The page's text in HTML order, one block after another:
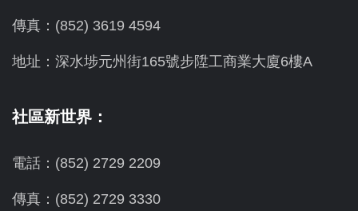
傳真：(852) 3619 4594
地址： 深水埗元州街165號步陞工商業大廈6樓A
社區新世界：
電話：(852) 2729 2209
傳真：(852) 2729 3330